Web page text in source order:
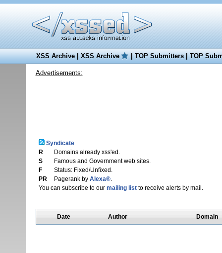
XSS Archive|XSS Archive |TOP Submitters|TOP
Advertisements:
Syndicate
R
Domains already xss'ed.
S
Famous and Government web sites.
F
Status: Fixed/Unfixed.
PR
Pagerank by Alexa®.
You can subscribe to our mailing listto receive alerts by mail.
Date Author Domain